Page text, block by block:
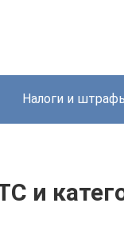
Налоги и
и